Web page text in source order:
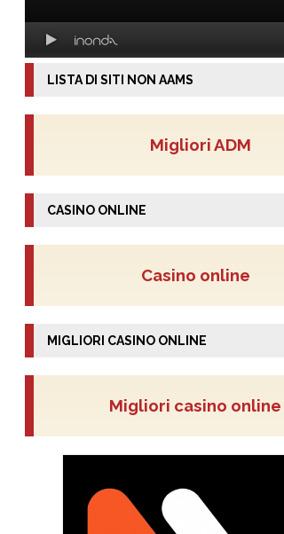
LISTA DI SITI NON AAMS
Migliori ADM
CASINO ONLINE
Casino online
MIGLIORI CASINO ONLINE
Migliori casino online